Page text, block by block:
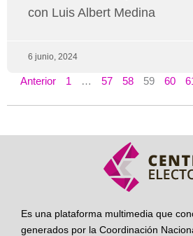
con Luis Albert Medina
6 junio, 2024
Anterior 1 … 57 58 59 60
Es una plataforma multimedia que
generados por la Coordinación